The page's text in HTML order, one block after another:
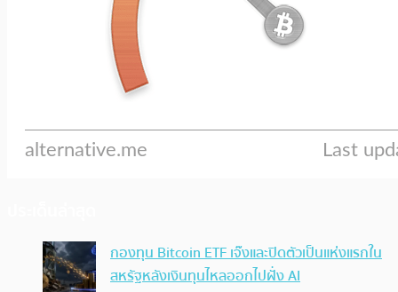
กองทุน Bitcoin ETF เจ๊งและปิดตัวเป็นแห่งแรกใน
สหรัฐหลังเงินทุนไหลออกไปฝั่ง AI